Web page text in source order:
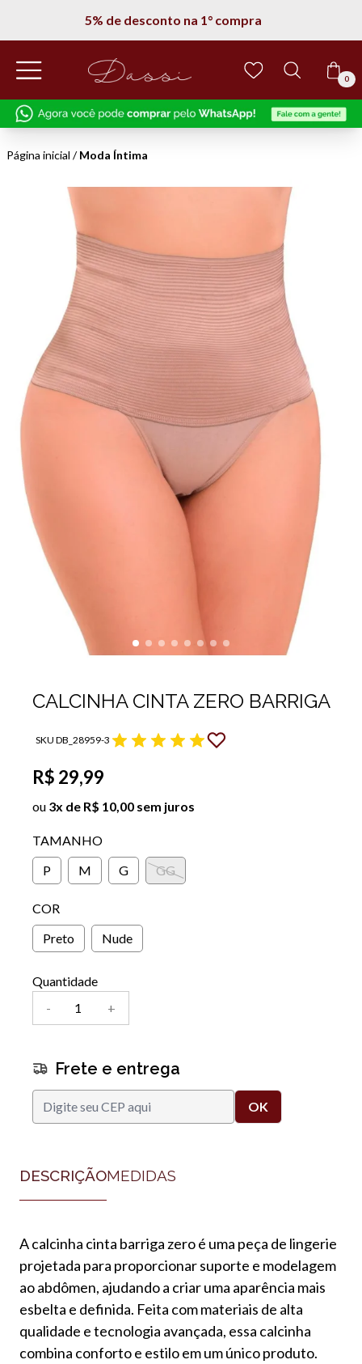
5% de desconto na 1° compra
0
Página inicial /Moda Íntima
CALCINHA CINTA ZERO BARRIGA
SKU DB_28959-3
R$ 29,99
ou 3x de R$ 10,00 sem juros
TAMANHO
P
M G GG
COR
Preto
Nude
Quantidade
-
+
Frete e entrega
DESCRIÇÃOMEDIDAS
A calcinha cinta barriga zero é uma peça de lingerie
projetada para proporcionar suporte e modelagem
ao abdômen, ajudando a criar uma aparência mais
esbelta e definida. Feita com materiais de alta
qualidade e tecnologia avançada, essa calcinha
combina conforto e estilo em um único produto.